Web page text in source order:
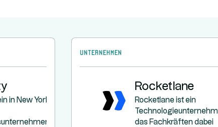
in New York
Unternehmen
Rocketlane
Rocketlane ist ein
das Fachkräften dabei